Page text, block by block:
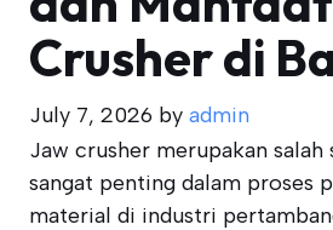
Crusher di
July 7, 2026 by admin
Jaw crusher merupakan salah
sangat penting dalam proses
material di industri